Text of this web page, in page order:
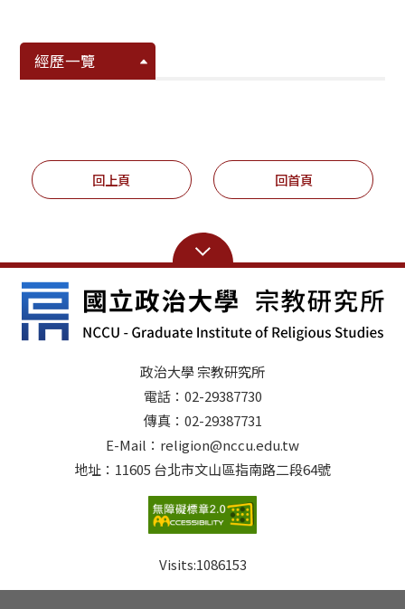
經歷一覽
回上頁 回首頁
政治大學 宗教研究所
電話：02-29387730
傳真：02-29387731
E-Mail：religion@nccu.edu.tw
地址：11605 台北市文山區指南路二段64號
Visits:1086153